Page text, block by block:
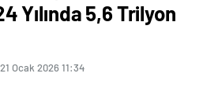
Yılında 5,6 Trilyon
21 Ocak 2026 11:34